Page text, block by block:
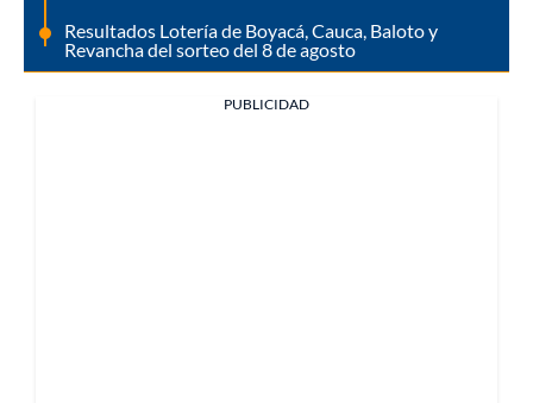
Resultados Lotería de Boyacá, Cauca, Baloto y
Revancha del sorteo del 8 de agosto
PUBLICIDAD